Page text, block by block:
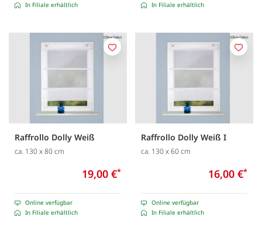
In Filiale erhältlich
In Filiale erhältlich
Raffrollo Dolly Weiß
ca. 130 x 80 cm
19,00 €*
Online verfügbar
In Filiale erhältlich
Merken
Raffrollo Dolly Weiß I
ca. 130 x 60 cm
16,00 €*
Online verfügbar
In Filiale erhältlich